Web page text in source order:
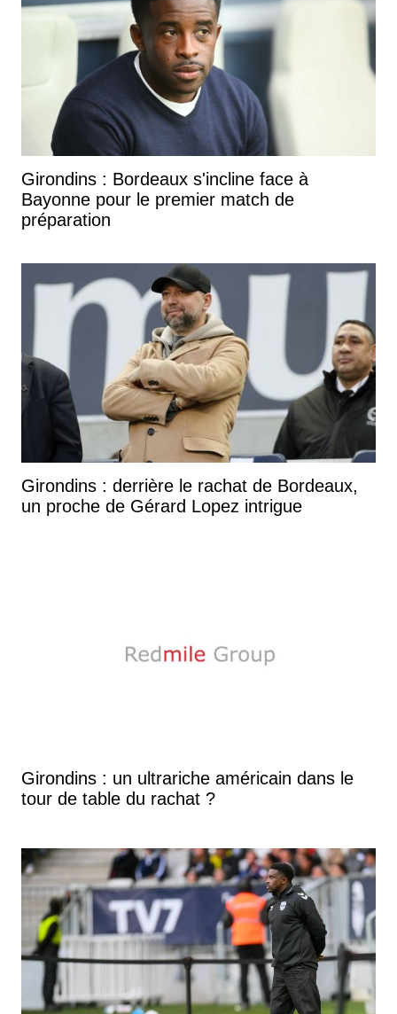
Girondins : Bordeaux s'incline face à
Bayonne pour le premier match de
préparation
Girondins : derrière le rachat de Bordeaux,
un proche de Gérard Lopez intrigue
Girondins : un ultrariche américain dans le
tour de table du rachat ?